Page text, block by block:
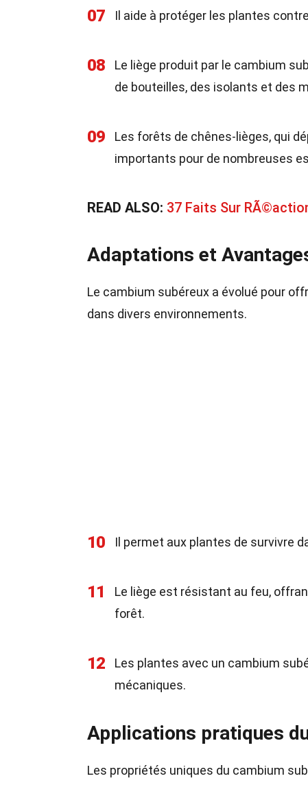
07 Il aide à protéger les plantes
08
Le liège produit par le cambium
de bouteilles, des isolants et des
09
Les forêts de chênes-lièges, qui
importants pour de nombreuses
READ ALSO: 37 Faits Sur
Adaptations et
Le cambium subéreux a évolué pour
dans divers environnements.
10 Il permet aux plantes de survivre
11
Le liège est résistant au feu,
forêt.
12
Les plantes avec un cambium
mécaniques.
Applications pratiques
Les propriétés uniques du cambium